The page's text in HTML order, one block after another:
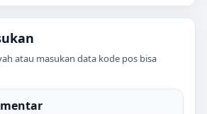
atau masukan data kode pos bisa